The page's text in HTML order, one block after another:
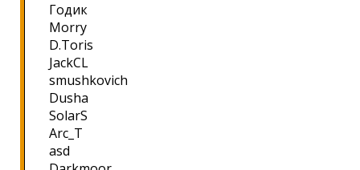
Годик
Morry
D.Toris
JackCL
smushkovich
Dusha
SolarS
Arc_T
asd